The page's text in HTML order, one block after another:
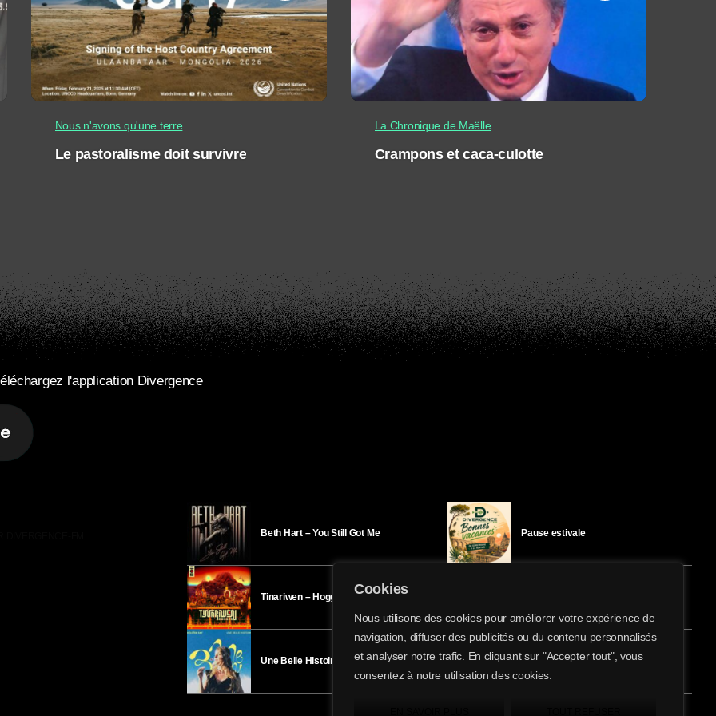
Cookies
Nous utilisons des cookies pour améliorer votre expérience de
navigation, diffuser des publicités ou du contenu personnalisés
et analyser notre trafic. En cliquant sur "Accepter tout", vous
consentez à notre utilisation des cookies.
share
email
Nous n'avons qu'une terre
Le pastoralisme doit survivre
La Chronique de Maëlle
Crampons et caca-culotte
l'application Divergence
Beth Hart – You Still Got Me
Tinariwen – Hoggar
Une Belle Histoire – Héloïse Bay
Pause estivale
Ici l’Ombre – mardi 28 juillet